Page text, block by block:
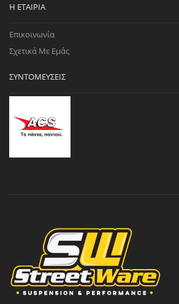
Η ΕΤΑΙΡΊΑ
Επικοινωνία
Σχετικά Με Εμάς
ΣΥΝΤΟΜΕΎΣΕΙΣ